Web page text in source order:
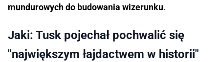
mundurowych do budowania wizerunku.
Jaki: Tusk pojechał pochwalić się
"największym łajdactwem w historii"